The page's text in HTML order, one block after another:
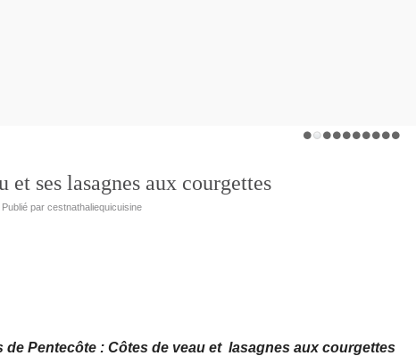
et ses lasagnes aux courgettes
Publié par cestnathaliequicuisine
de Pentecôte : Côtes de veau et lasagnes aux courgettes